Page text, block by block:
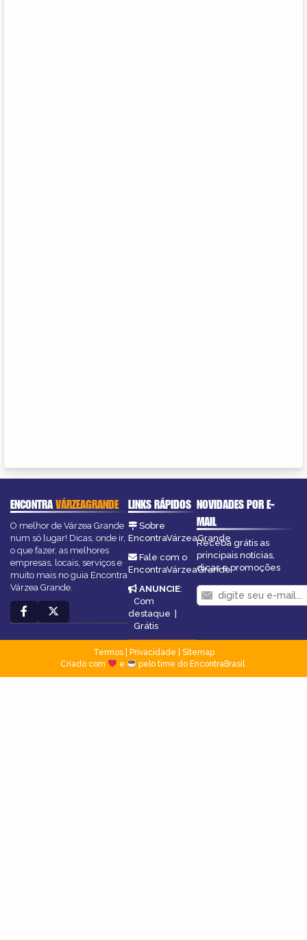
ENCONTRAVÁRZEAGRANDE
O melhor de Várzea Grande
num só lugar! Dicas, onde ir,
o que fazer, as melhores
empresas, locais, serviços e
muito mais no guia Encontra
Várzea Grande.
LINKS RÁPIDOS
Sobre
EncontraVárzeaGrande
Fale com o
EncontraVárzeaGrande
ANUNCIE:
Com
destaque |
Grátis
NOVIDADES POR E-
MAIL
Receba grátis as
principais notícias,
dicas e promoções
Termos| Privacidade
Sitemap
Criado com
e pelo time do EncontraBrasil